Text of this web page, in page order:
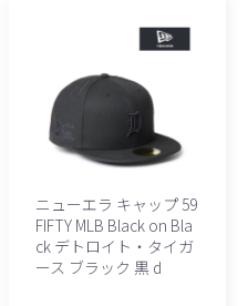
ニューエラ キャップ 59
FIFTY MLB Black on Bla
ck デトロイト・タイガ
ース ブラック 黒 d